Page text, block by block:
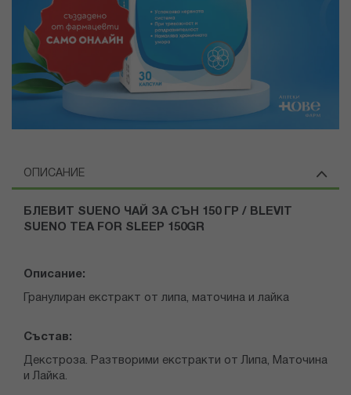
ОПИСАНИЕ
БЛЕВИТ SUENO ЧАЙ ЗА СЪН 150 ГР / BLEVIT
SUENO TEA FOR SLEEP 150GR
Описание:
Гранулиран екстракт от липа, маточина и лайка
Състав:
Декстроза. Разтворими екстракти от Липа, Маточина
и Лайка.